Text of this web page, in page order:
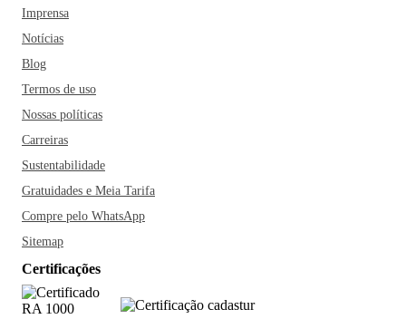
Imprensa
Notícias
Blog
Termos de uso
Nossas políticas
Carreiras
Sustentabilidade
Gratuidades e Meia Tarifa
Compre pelo WhatsApp
Sitemap
Certificações